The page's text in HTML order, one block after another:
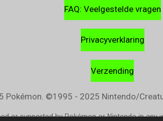
FAQ: Veelgestelde vragen
Privacyverklaring
Verzending
Pokémon. ©1995 - 2025 Nintendo/
or supported by Pokémon or Nintendo in any